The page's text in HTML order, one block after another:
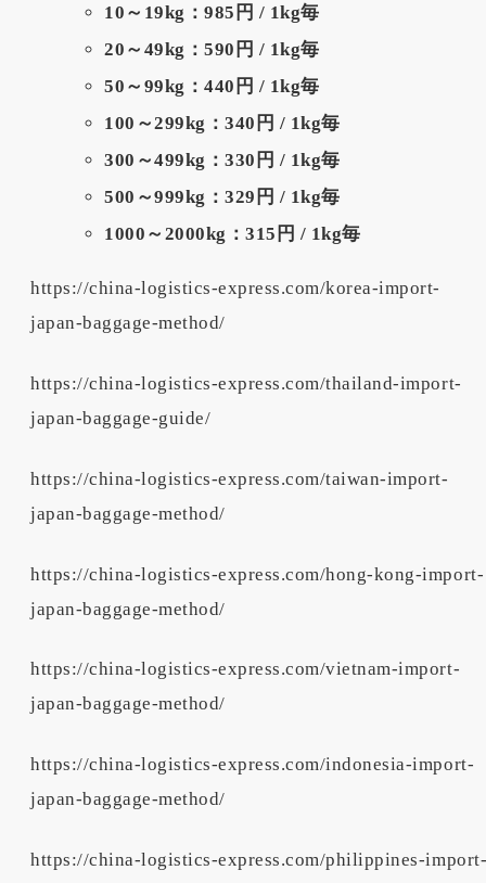
10～19kg：985円 / 1kg毎
20～49kg：590円 / 1kg毎
50～99kg：440円 / 1kg毎
100～299kg：340円 / 1kg毎
300～499kg：330円 / 1kg毎
500～999kg：329円 / 1kg毎
1000～2000kg：315円 / 1kg毎
https://china-logistics-express.com/korea-import-
japan-baggage-method/
https://china-logistics-express.com/thailand-import-
japan-baggage-guide/
https://china-logistics-express.com/taiwan-import-
japan-baggage-method/
https://china-logistics-express.com/hong-kong-import-
japan-baggage-method/
https://china-logistics-express.com/vietnam-import-
japan-baggage-method/
https://china-logistics-express.com/indonesia-import-
japan-baggage-method/
https://china-logistics-express.com/philippines-